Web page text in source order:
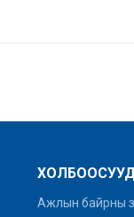
Ажлын байрны